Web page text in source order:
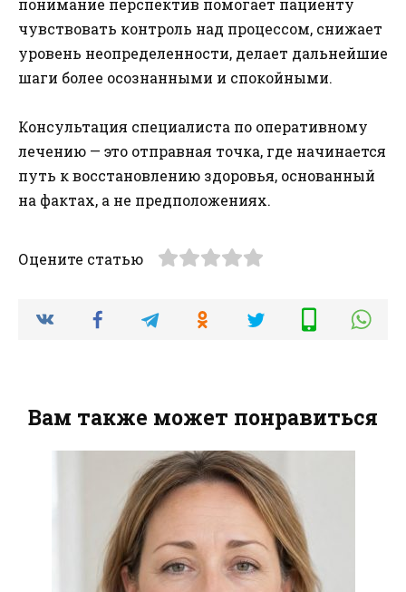
чувствовать контроль над процессом, снижает
уровень неопределенности, делает дальнейшие
шаги более осознанными и спокойными.
Консультация специалиста по оперативному
лечению — это отправная точка, где начинается
путь к восстановлению здоровья, основанный
на фактах, а не предположениях.
Оцените статью
Вам также может понравиться